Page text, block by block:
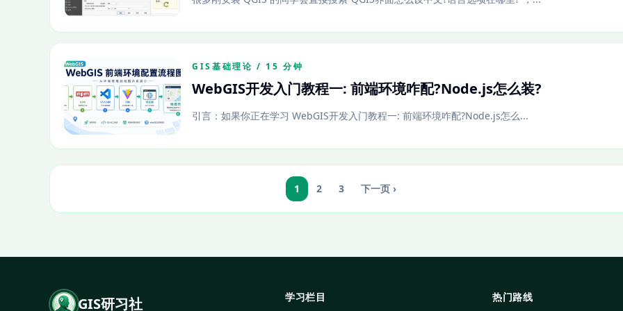
GIS基础理论 / 15 分钟
WebGIS开发入门教程一: 前端环境咋配?Node.js怎么装?
引言：如果你正在学习 WebGIS开发入门教程一: 前端环境咋配?Node.js怎么...
1 2 3 下一页 ›
GIS研习社 学习栏目 热门路线